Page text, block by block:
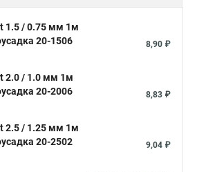
100 Термоусадочная трубка 40 20
клеевые ттк
размеры
размеры
с клеевым слоем
1.5 / 0.75 мм 1м
20-1506
8,90 ₽
2.0 / 1.0 мм 1м
20-2006
8,83 ₽
2.5 / 1.25 мм 1м
20-2502
9,04 ₽